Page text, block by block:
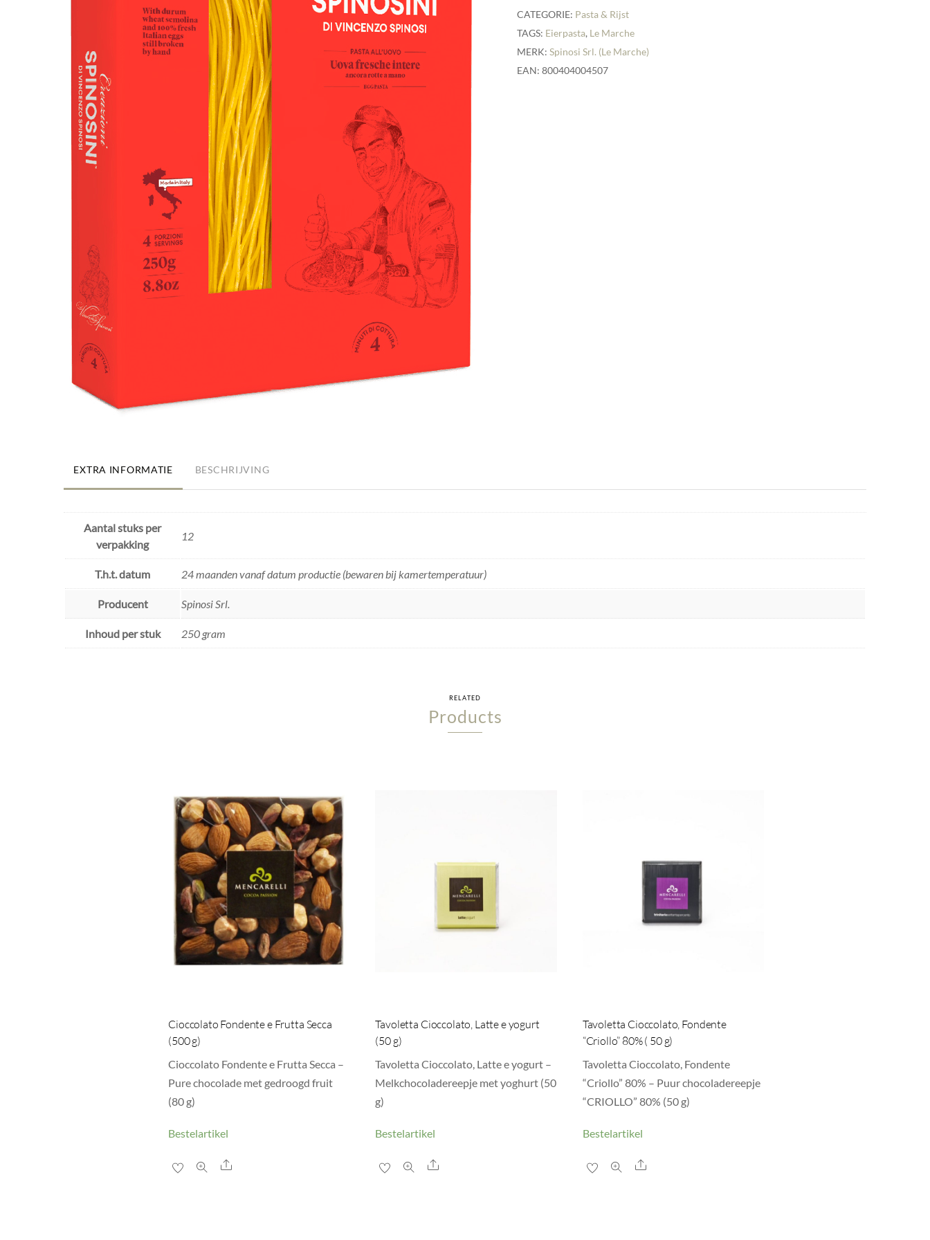
CATEGORIE: Pasta & Rijst
TAGS: Eierpasta, Le Marche
MERK:Spinosi Srl. (Le Marche)
EAN: 800404004507
EXTRA INFORMATIE BESCHRIJVING
Aantal stuks per
verpakking
12
T.h.t. datum 24 maanden vanaf datum productie (bewaren bij kamertemperatuur)
Producent Spinosi Srl.
Inhoud per stuk 250 gram
RELATED
Products
Cioccolato Fondente e Frutta Secca
(500 g)
Cioccolato Fondente e Frutta Secca –
Pure chocolade met gedroogd fruit
(80 g)
Bestelartikel
Share
Tavoletta Cioccolato, Latte e yogurt
(50 g)
Tavoletta Cioccolato, Latte e yogurt –
Melkchocoladereepje met yoghurt (50
g)
Bestelartikel
Share
Tavoletta Cioccolato, Fondente
“Criollo” 80% ( 50 g)
Tavoletta Cioccolato, Fondente
“Criollo” 80% – Puur chocoladereepje
“CRIOLLO” 80% (50 g)
Bestelartikel
Share